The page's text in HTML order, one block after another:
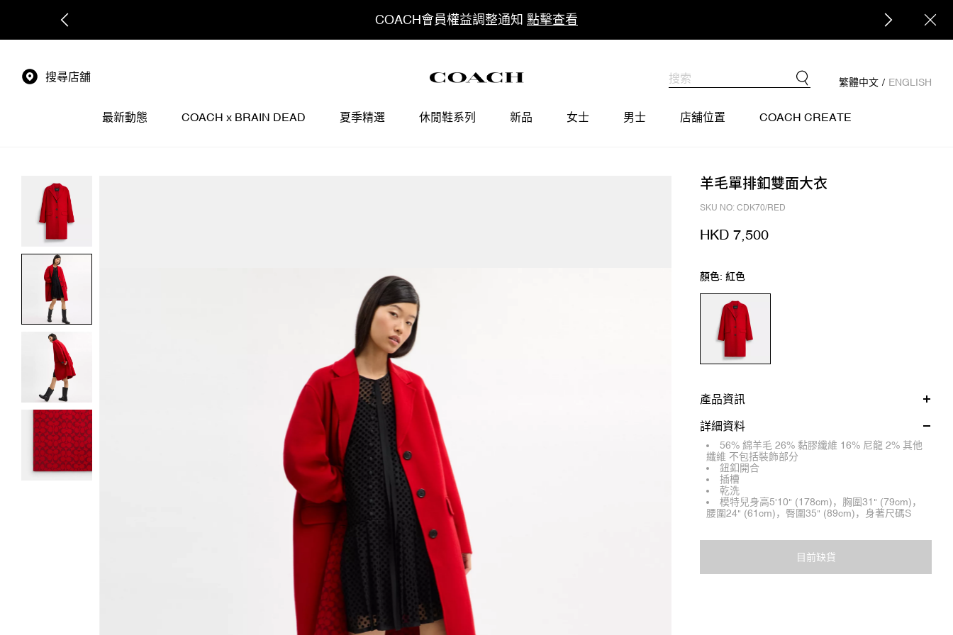
COACH會員權益調整通知 點擊查看
搜尋店舖 繁體中文 / ENGLISH
最新動態 COACH x BRAIN DEAD 夏季精選 休閒鞋系列 新品 女士 男士 店舖位置 COACH CREATE
羊毛單排釦雙面大衣
SKU NO: CDK70/RED
HKD 7,500
顏色: 紅色
產品資訊
詳細資料
56% 綿羊毛 26% 黏膠纖維 16% 尼龍 2% 其他
纖維 不包括裝飾部分
鈕釦開合
插槽
乾洗
模特兒身高5'10" (178cm)，胸圍31" (79cm)，
腰圍24" (61cm)，臀圍35" (89cm)，身著尺碼S
目前缺貨